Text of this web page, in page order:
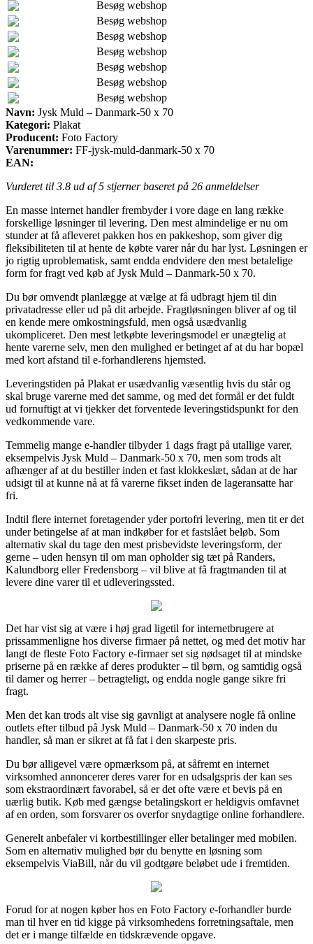
Besøg webshop
Besøg webshop
Besøg webshop
Besøg webshop
Besøg webshop
Besøg webshop
Besøg webshop
Navn: Jysk Muld – Danmark-50 x 70
Kategori: Plakat
Producent: Foto Factory
Varenummer: FF-jysk-muld-danmark-50 x 70
EAN:
Vurderet til 3.8 ud af 5 stjerner baseret på 26 anmeldelser
En masse internet handler frembyder i vore dage en lang række
forskellige løsninger til levering. Den mest almindelige er nu om
stunder at få afleveret pakken hos en pakkeshop, som giver dig
fleksibiliteten til at hente de købte varer når du har lyst. Løsningen er
jo rigtig uproblematisk, samt endda endvidere den mest betalelige
form for fragt ved køb af Jysk Muld – Danmark-50 x 70.
Du bør omvendt planlægge at vælge at få udbragt hjem til din
privatadresse eller ud på dit arbejde. Fragtløsningen bliver af og til
en kende mere omkostningsfuld, men også usædvanlig
ukompliceret. Den mest letkøbte leveringsmodel er unægtelig at
hente varerne selv, men den mulighed er betinget af at du har bopæl
med kort afstand til e-forhandlerens hjemsted.
Leveringstiden på Plakat er usædvanlig væsentlig hvis du står og
skal bruge varerne med det samme, og med det formål er det fuldt
ud fornuftigt at vi tjekker det forventede leveringstidspunkt for den
vedkommende vare.
Temmelig mange e-handler tilbyder 1 dags fragt på utallige varer,
eksempelvis Jysk Muld – Danmark-50 x 70, men som trods alt
afhænger af at du bestiller inden et fast klokkeslæt, sådan at de har
udsigt til at kunne nå at få varerne fikset inden de lageransatte har
fri.
Indtil flere internet foretagender yder portofri levering, men tit er det
under betingelse af at man indkøber for et fastslået beløb. Som
alternativ skal du tage den mest prisbevidste leveringsform, der
gerne – uden hensyn til om man opholder sig tæt på Randers,
Kalundborg eller Fredensborg – vil blive at få fragtmanden til at
levere dine varer til et udleveringssted.
Det har vist sig at være i høj grad ligetil for internetbrugere at
prissammenligne hos diverse firmaer på nettet, og med det motiv har
langt de fleste Foto Factory e-firmaer set sig nødsaget til at mindske
priserne på en række af deres produkter – til børn, og samtidig også
til damer og herrer – betragteligt, og endda nogle gange sikre fri
fragt.
Men det kan trods alt vise sig gavnligt at analysere nogle få online
outlets efter tilbud på Jysk Muld – Danmark-50 x 70 inden du
handler, så man er sikret at få fat i den skarpeste pris.
Du bør alligevel være opmærksom på, at såfremt en internet
virksomhed annoncerer deres varer for en udsalgspris der kan ses
som ekstraordinært favorabel, så er det ofte være et bevis på en
uærlig butik. Køb med gængse betalingskort er heldigvis omfavnet
af en orden, som forsvarer os overfor snydagtige online forhandlere.
Generelt anbefaler vi kortbestillinger eller betalinger med mobilen.
Som en alternativ mulighed bør du benytte en løsning som
eksempelvis ViaBill, når du vil godtgøre beløbet ude i fremtiden.
Forud for at nogen køber hos en Foto Factory e-forhandler burde
man til hver en tid kigge på virksomhedens forretningsaftale, men
det er i mange tilfælde en tidskrævende opgave.